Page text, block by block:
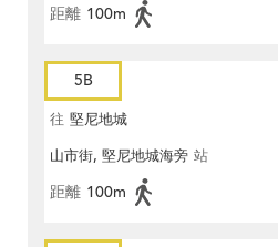
距離 100m
5B
往 堅尼地城
山市街, 堅尼地城海旁 站
距離 100m